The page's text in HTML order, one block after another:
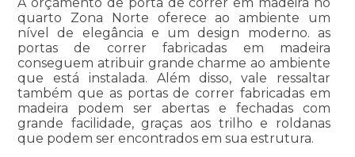
quarto Zona Norte oferece ao ambiente um
nível de elegância e um design moderno. as
portas de correr fabricadas em madeira
conseguem atribuir grande charme ao ambiente
que está instalada. Além disso, vale ressaltar
também que as portas de correr fabricadas em
madeira podem ser abertas e fechadas com
grande facilidade, graças aos trilho e roldanas
que podem ser encontrados em sua estrutura.